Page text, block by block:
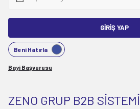
GIRIŞ YAP
Beni Hatırla
Bayi Başvurusu
ZENO GRUP B2B SİSTEMİ